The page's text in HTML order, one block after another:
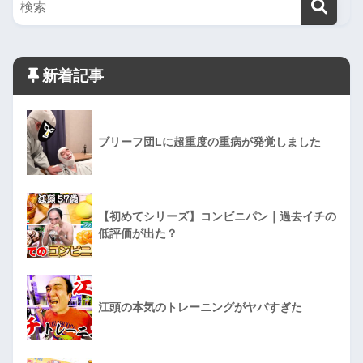
新着記事
ブリーフ団Lに超重度の重病が発覚しました
【初めてシリーズ】コンビニパン｜過去イチの
低評価が出た？
江頭の本気のトレーニングがヤバすぎた